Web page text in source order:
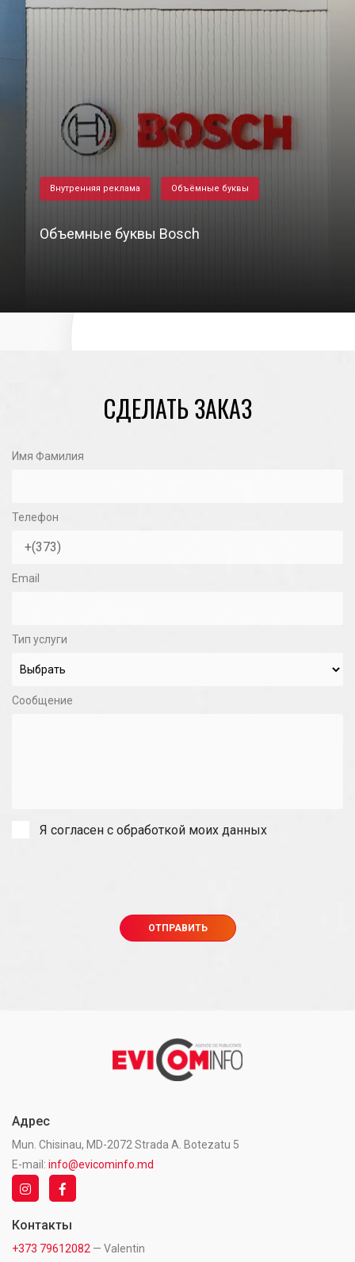
Внутренняя реклама Объёмные буквы
Объемные буквы Bosch
СДЕЛАТЬ ЗАКАЗ
Имя Фамилия
Телефон
Email
Тип услуги
Сообщение
Я согласен с обработкой моих данных
Адрес
Mun. Chisinau, MD-2072 Strada A. Botezatu 5
E-mail: info@evicominfo.md
Контакты
+373 79612082 — Valentin